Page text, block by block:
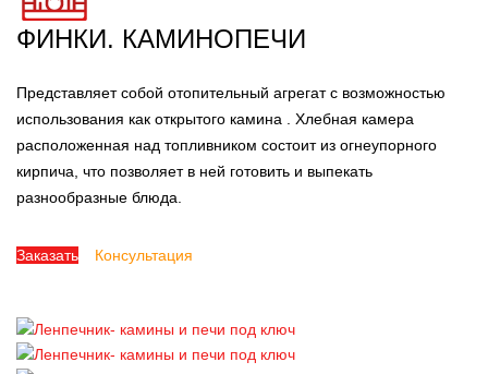
ФИНКИ. КАМИНОПЕЧИ
Представляет собой отопительный агрегат с возможностью
использования как открытого камина . Хлебная камера
расположенная над топливником состоит из огнеупорного
кирпича, что позволяет в ней готовить и выпекать
разнообразные блюда.
Заказать Консультация